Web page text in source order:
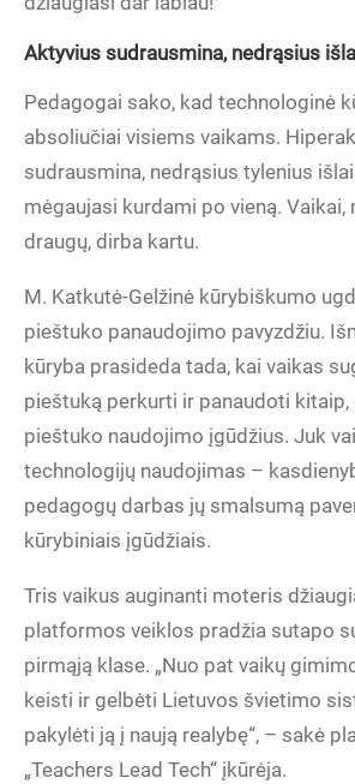
Aktyvius sudrausmina, nedrąsius
Pedagogai sako, kad technologinė
absoliučiai visiems vaikams.
sudrausmina, nedrąsius tylenius
mėgaujasi kurdami po vieną.
draugų, dirba kartu.
M. Katkutė-Gelžinė kūrybiškumo
pieštuko panaudojimo pavyzdžiu.
kūryba prasideda tada, kai vaikas
pieštuką perkurti ir panaudoti kitaip,
pieštuko naudojimo įgūdžius. Juk
technologijų naudojimas –
pedagogų darbas jų smalsumą
kūrybiniais įgūdžiais.
Tris vaikus auginanti moteris
platformos veiklos pradžia sutapo
pirmąją klase. „Nuo pat vaikų
keisti ir gelbėti Lietuvos švietimo
pakylėti ją į naują realybę“, – sakė
„Teachers Lead Tech“ įkūrėja.